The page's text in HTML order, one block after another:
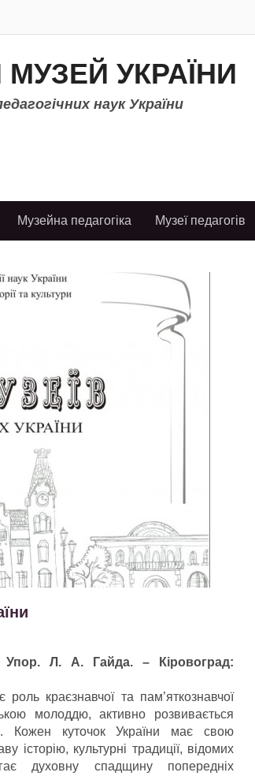
УКРАЇНИ
наук України
Музейна педагогіка Музеї педагогів
Упор. Л. А. Гайда. – Кіровоград:
роль краєзнавчої та пам’яткознавчої
молоддю, активно розвивається
Кожен куточок України має свою
історію, культурні традиції, відомих
духовну спадщину попередніх